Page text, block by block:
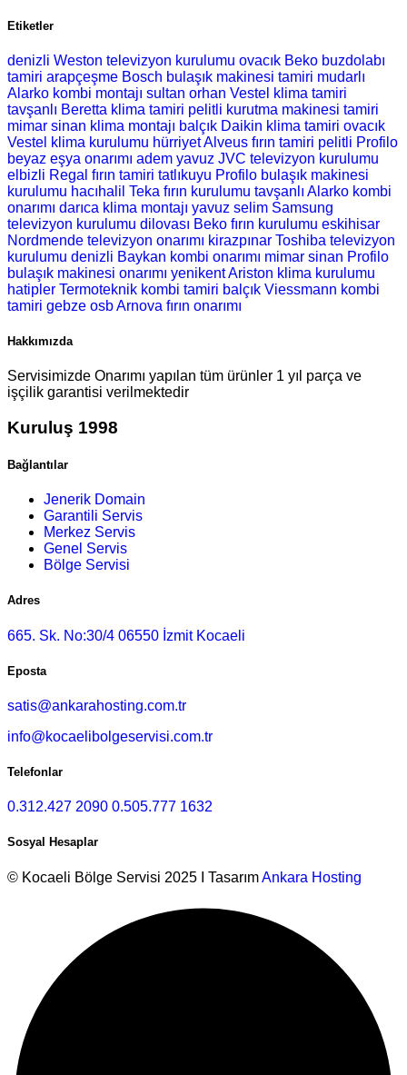
Etiketler
denizli Weston televizyon kurulumu ovacık Beko buzdolabı
tamiri arapçeşme Bosch bulaşık makinesi tamiri mudarlı
Alarko kombi montajı sultan orhan Vestel klima tamiri
tavşanlı Beretta klima tamiri pelitli kurutma makinesi tamiri
mimar sinan klima montajı balçık Daikin klima tamiri ovacık
Vestel klima kurulumu hürriyet Alveus fırın tamiri pelitli Profilo
beyaz eşya onarımı adem yavuz JVC televizyon kurulumu
elbizli Regal fırın tamiri tatlıkuyu Profilo bulaşık makinesi
kurulumu hacıhalil Teka fırın kurulumu tavşanlı Alarko kombi
onarımı darıca klima montajı yavuz selim Samsung
televizyon kurulumu dilovası Beko fırın kurulumu eskihisar
Nordmende televizyon onarımı kirazpınar Toshiba televizyon
kurulumu denizli Baykan kombi onarımı mimar sinan Profilo
bulaşık makinesi onarımı yenikent Ariston klima kurulumu
hatipler Termoteknik kombi tamiri balçık Viessmann kombi
tamiri gebze osb Arnova fırın onarımı
Hakkımızda
Servisimizde Onarımı yapılan tüm ürünler 1 yıl parça ve
işçilik garantisi verilmektedir
Kuruluş 1998
Bağlantılar
Jenerik Domain
Garantili Servis
Merkez Servis
Genel Servis
Bölge Servisi
Adres
665. Sk. No:30/4 06550 İzmit Kocaeli
Eposta
satis@ankarahosting.com.tr
info@kocaelibolgeservisi.com.tr
Telefonlar
0.312.427 2090 0.505.777 1632
Sosyal Hesaplar
© Kocaeli Bölge Servisi 2025 I TasarımAnkara Hosting